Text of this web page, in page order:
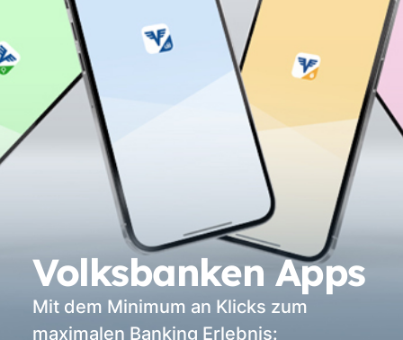
Volksbanken Apps
Mit dem Minimum an Klicks zum
maximalen Banking Erlebnis: